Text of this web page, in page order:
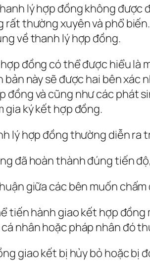
lý hợp đồng không
rất thường xuyên và phổ
về thanh lý hợp đồng.
đồng có thể được hiểu là
bản này sẽ được hai bên
đồng và cũng như các phát
gia ký kết hợp đồng.
lý hợp đồng thường diễn ra
đã hoàn thành đúng tiến
giữa các bên muốn
tiến hành giao kết hợp
nhân hoặc pháp nhân đó
giao kết bị hủy bỏ hoặc